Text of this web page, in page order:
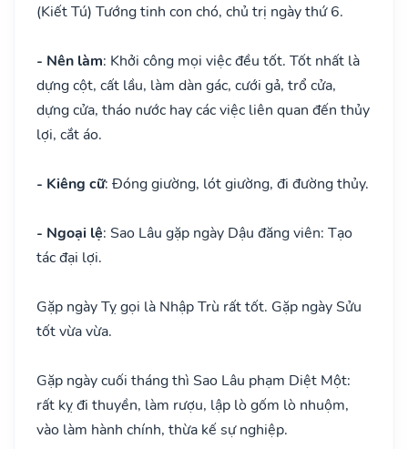
(Kiết Tú) Tướng tinh con chó, chủ trị ngày thứ 6.
- Nên làm: Khởi công mọi việc đều tốt. Tốt nhất là
dựng cột, cất lầu, làm dàn gác, cưới gả, trổ cửa,
dựng cửa, tháo nước hay các việc liên quan đến thủy
lợi, cắt áo.
- Kiêng cữ: Đóng giường, lót giường, đi đường thủy.
- Ngoại lệ: Sao Lâu gặp ngày Dậu đăng viên: Tạo
tác đại lợi.
Gặp ngày Tỵ gọi là Nhập Trù rất tốt. Gặp ngày Sửu
tốt vừa vừa.
Gặp ngày cuối tháng thì Sao Lâu phạm Diệt Một:
rất kỵ đi thuyền, làm rượu, lập lò gốm lò nhuộm,
vào làm hành chính, thừa kế sự nghiệp.